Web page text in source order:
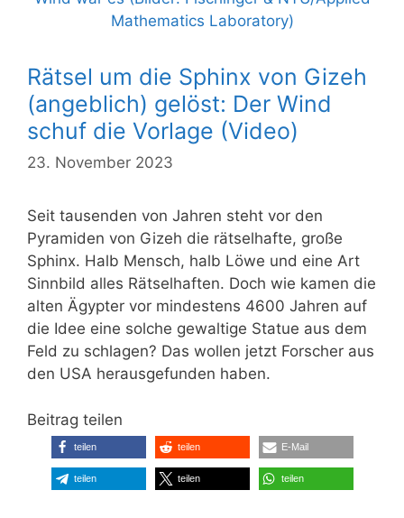
Rätsel um die Sphinx von Gizeh
(angeblich) gelöst: Der Wind
schuf die Vorlage (Video)
23. November 2023
Seit tausenden von Jahren steht vor den
Pyramiden von Gizeh die rätselhafte, große
Sphinx. Halb Mensch, halb Löwe und eine Art
Sinnbild alles Rätselhaften. Doch wie kamen die
alten Ägypter vor mindestens 4600 Jahren auf
die Idee eine solche gewaltige Statue aus dem
Feld zu schlagen? Das wollen jetzt Forscher aus
den USA herausgefunden haben.
Beitrag teilen
teilen teilen E-Mail
teilen teilen teilen